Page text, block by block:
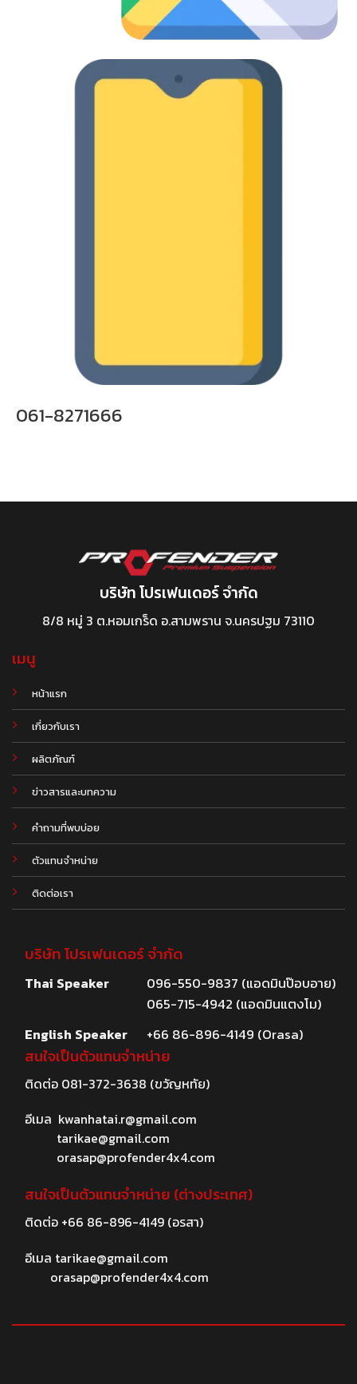
061-8271666
บริษัท โปรเฟนเดอร์ จำกัด
8/8 หมู่ 3 ต.หอมเกร็ด อ.สามพราน จ.นครปฐม 73110
เมนู
หน้าแรก
เกี่ยวกับเรา
ผลิตภัณฑ์
ข่าวสารและบทความ
.
คำถามที่พบบ่อย
ตัวแทนจำหน่าย
ติดต่อเรา
บริษัท โปรเฟนเดอร์ จำกัด
Thai Speaker
096-550-9837 (แอดมินป๊อบอาย)
065-715-4942 (แอดมินแตงโม)
English Speaker
+66 86-896-4149 (Orasa)
สนใจเป็นตัวแทนจำหน่าย
ติดต่อ 081-372-3638 (ขวัญหทัย)
อีเมล kwanhatai.r@gmail.com
tarikae@gmail.com
orasap@profender4x4.com
สนใจเป็นตัวแทนจำหน่าย (ต่างประเทศ)
ติดต่อ +66 86-896-4149(อรสา)
อีเมล tarikae@gmail.com
orasap@profender4x4.com